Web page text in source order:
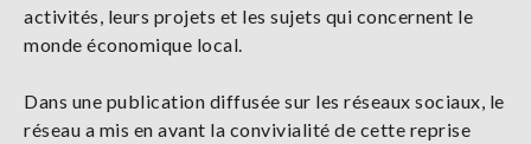
activités, leurs projets et les sujets qui concernent le
monde économique local.
Dans une publication diffusée sur les réseaux sociaux, le
réseau a mis en avant la convivialité de cette reprise